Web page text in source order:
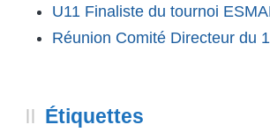
U11 Finaliste du tournoi
Réunion Comité Directeur du
Étiquettes